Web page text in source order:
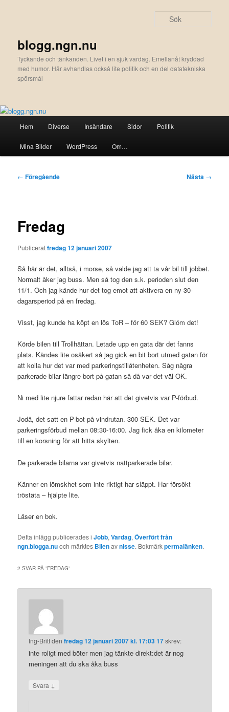
blogg.ngn.nu
Tyckande och tänkanden. Livet i en sjuk vardag. Emellanåt kryddad
med humor. Här avhandlas också lite politik och en del datatekniska
spörsmål
Hem Diverse Insändare Sidor Politik
Mina Bilder WordPress Om…
Inläggsnavigering
← Föregående Nästa →
Fredag
Publiceratfredag 12 januari 2007
Så här är det, alltså, i morse, så valde jag att ta vår bil till jobbet.
Normalt åker jag buss. Men så tog den s.k. perioden slut den
11/1. Och jag kände hur det tog emot att aktivera en ny 30-
dagarsperiod på en fredag.
Visst, jag kunde ha köpt en lös ToR – för 60 SEK? Glöm det!
Körde bilen till Trollhättan. Letade upp en gata där det fanns
plats. Kändes lite osäkert så jag gick en bit bort utmed gatan för
att kolla hur det var med parkeringstillåtenheten. Såg några
parkerade bilar längre bort på gatan så då var det väl OK.
Ni med lite njure fattar redan här att det givetvis var P-förbud.
Jodå, det satt en P-bot på vindrutan. 300 SEK. Det var
parkeringsförbud mellan 08:30-16:00. Jag fick åka en kilometer
till en korsning för att hitta skylten.
De parkerade bilarna var givetvis nattparkerade bilar.
Känner en lömskhet som inte riktigt har släppt. Har försökt
tröstäta – hjälpte lite.
Läser en bok.
Detta inlägg publicerades iJobb,Vardag,Överfört från
ngn.blogga.nuoch märktes Bilenavnisse. Bokmärkpermalänken.
2 SVAR PÅ ”FREDAG”
Ing-Brittdenfredag 12 januari 2007 kl. 17:03 17skrev:
inte roligt med böter men jag tänkte direkt:det är nog
meningen att du ska åka buss
Svara ↓